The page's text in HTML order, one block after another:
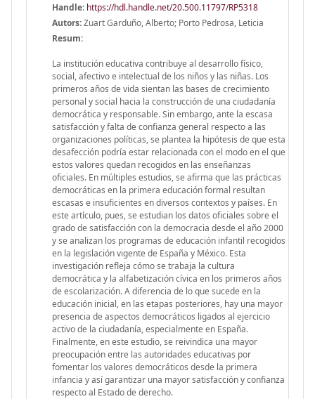
Handle: https://hdl.handle.net/20.500.11797/RP5318
Autors:Zuart Garduño, Alberto; Porto Pedrosa, Leticia
Resum:
La institución educativa contribuye al desarrollo físico,
social, afectivo e intelectual de los niños y las niñas. Los
primeros años de vida sientan las bases de crecimiento
personal y social hacia la construcción de una ciudadanía
democrática y responsable. Sin embargo, ante la escasa
satisfacción y falta de confianza general respecto a las
organizaciones políticas, se plantea la hipótesis de que esta
desafección podría estar relacionada con el modo en el que
estos valores quedan recogidos en las enseñanzas
oficiales. En múltiples estudios, se afirma que las prácticas
democráticas en la primera educación formal resultan
escasas e insuficientes en diversos contextos y países. En
este artículo, pues, se estudian los datos oficiales sobre el
grado de satisfacción con la democracia desde el año 2000
y se analizan los programas de educación infantil recogidos
en la legislación vigente de España y México. Esta
investigación refleja cómo se trabaja la cultura
democrática y la alfabetización cívica en los primeros años
de escolarización. A diferencia de lo que sucede en la
educación inicial, en las etapas posteriores, hay una mayor
presencia de aspectos democráticos ligados al ejercicio
activo de la ciudadanía, especialmente en España.
Finalmente, en este estudio, se reivindica una mayor
preocupación entre las autoridades educativas por
fomentar los valores democráticos desde la primera
infancia y así garantizar una mayor satisfacción y confianza
respecto al Estado de derecho.